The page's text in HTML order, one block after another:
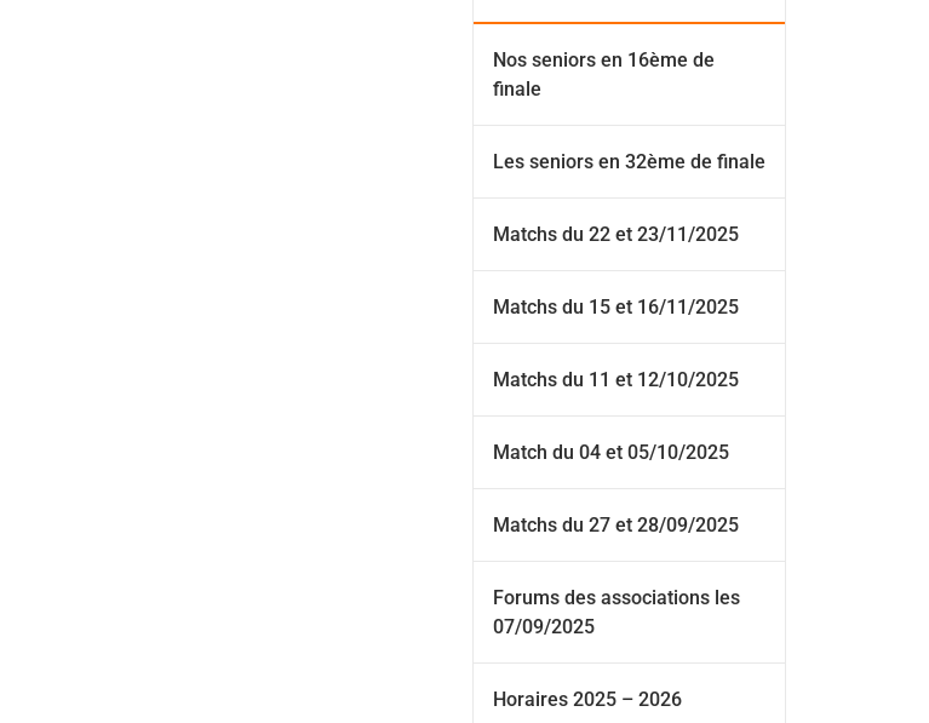
Nos seniors en 16ème de
finale
Les seniors en 32ème de finale
Matchs du 22 et 23/11/2025
Matchs du 15 et 16/11/2025
Matchs du 11 et 12/10/2025
Match du 04 et 05/10/2025
Matchs du 27 et 28/09/2025
Forums des associations les
07/09/2025
Horaires 2025 – 2026